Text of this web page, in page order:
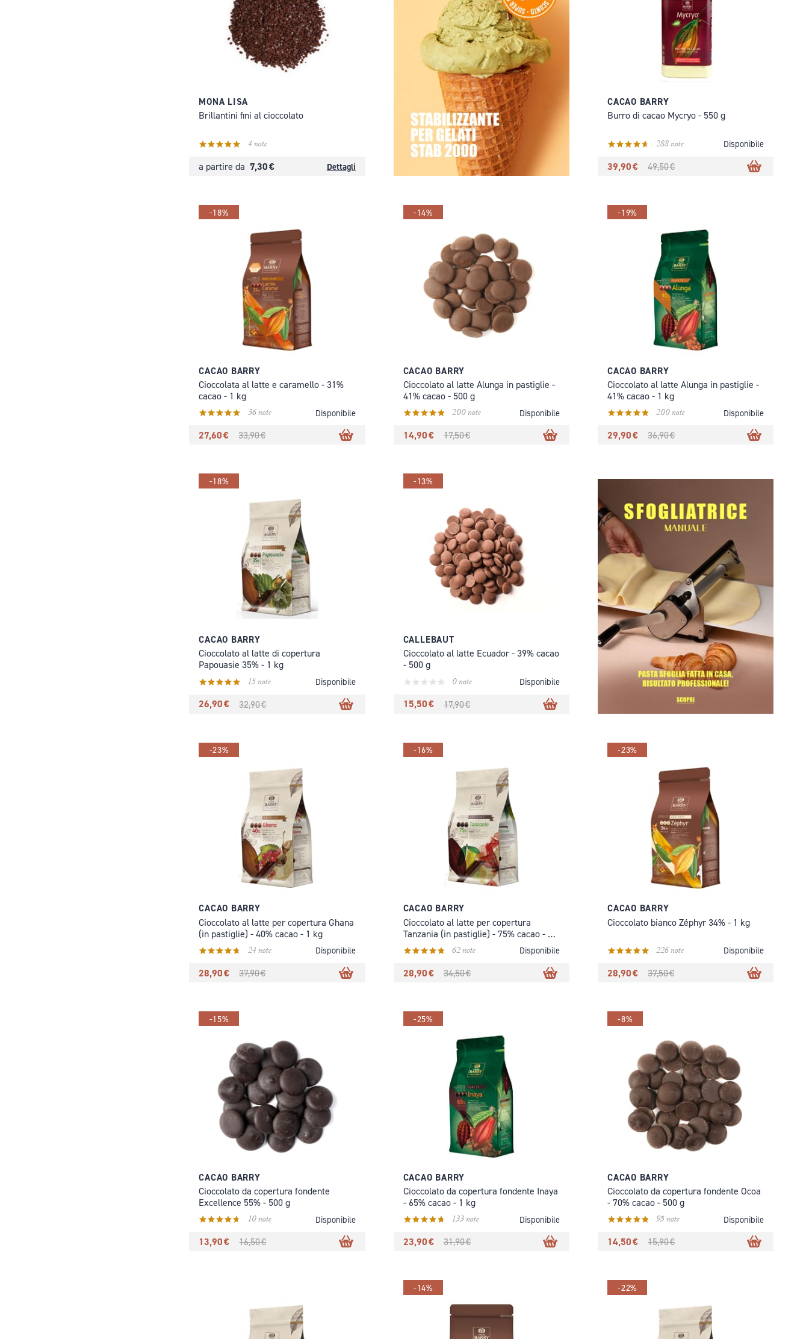
MONA LISA
Brillantini fini al cioccolato
4 note
a partire da 7,30 € Dettagli
CACAO BARRY
Burro di cacao Mycryo - 550 g
288 note Disponibile
39,90 € 49,50 €
-18%
CACAO BARRY
Cioccolata al latte e caramello - 31%
cacao - 1 kg
36 note Disponibile
27,60 € 33,90 €
-14%
CACAO BARRY
Cioccolato al latte Alunga in pastiglie -
41% cacao - 500 g
200 note Disponibile
14,90 € 17,50 €
-19%
CACAO BARRY
Cioccolato al latte Alunga in pastiglie -
41% cacao - 1 kg
200 note Disponibile
29,90 € 36,90 €
-18%
CACAO BARRY
Cioccolato al latte di copertura
Papouasie 35% - 1 kg
15 note Disponibile
26,90 € 32,90 €
-13%
CALLEBAUT
Cioccolato al latte Ecuador - 39% cacao
- 500 g
0 note Disponibile
15,50 € 17,90 €
-23%
CACAO BARRY
Cioccolato al latte per copertura Ghana
(in pastiglie) - 40% cacao - 1 kg
24 note Disponibile
28,90 € 37,90 €
-16%
CACAO BARRY
Cioccolato al latte per copertura
Tanzania (in pastiglie) - 75% cacao - 1
kg
62 note Disponibile
28,90 € 34,50 €
-23%
CACAO BARRY
Cioccolato bianco Zéphyr 34% - 1 kg
226 note Disponibile
28,90 € 37,50 €
-15%
CACAO BARRY
Cioccolato da copertura fondente
Excellence 55% - 500 g
10 note Disponibile
13,90 € 16,50 €
-25%
CACAO BARRY
Cioccolato da copertura fondente Inaya
- 65% cacao - 1 kg
133 note Disponibile
23,90 € 31,90 €
-8%
CACAO BARRY
Cioccolato da copertura fondente Ocoa
- 70% cacao - 500 g
95 note Disponibile
14,50 € 15,90 €
-14% -22%